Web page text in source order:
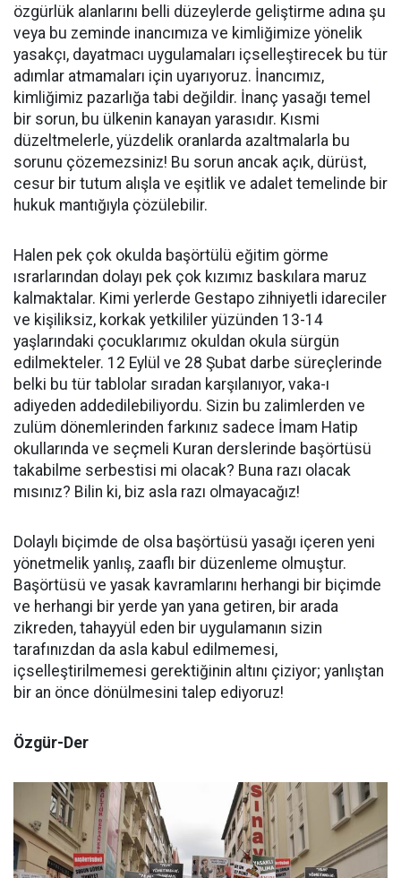
özgürlük alanlarını belli düzeylerde geliştirme adına şu
veya bu zeminde inancımıza ve kimliğimize yönelik
yasakçı, dayatmacı uygulamaları içselleştirecek bu tür
adımlar atmamaları için uyarıyoruz. İnancımız,
kimliğimiz pazarlığa tabi değildir. İnanç yasağı temel
bir sorun, bu ülkenin kanayan yarasıdır. Kısmi
düzeltmelerle, yüzdelik oranlarda azaltmalarla bu
sorunu çözemezsiniz! Bu sorun ancak açık, dürüst,
cesur bir tutum alışla ve eşitlik ve adalet temelinde bir
hukuk mantığıyla çözülebilir.
Halen pek çok okulda başörtülü eğitim görme
ısrarlarından dolayı pek çok kızımız baskılara maruz
kalmaktalar. Kimi yerlerde Gestapo zihniyetli idareciler
ve kişiliksiz, korkak yetkililer yüzünden 13-14
yaşlarındaki çocuklarımız okuldan okula sürgün
edilmekteler. 12 Eylül ve 28 Şubat darbe süreçlerinde
belki bu tür tablolar sıradan karşılanıyor, vaka-ı
adiyeden addedilebiliyordu. Sizin bu zalimlerden ve
zulüm dönemlerinden farkınız sadece İmam Hatip
okullarında ve seçmeli Kuran derslerinde başörtüsü
takabilme serbestisi mi olacak? Buna razı olacak
mısınız? Bilin ki, biz asla razı olmayacağız!
Dolaylı biçimde de olsa başörtüsü yasağı içeren yeni
yönetmelik yanlış, zaaflı bir düzenleme olmuştur.
Başörtüsü ve yasak kavramlarını herhangi bir biçimde
ve herhangi bir yerde yan yana getiren, bir arada
zikreden, tahayyül eden bir uygulamanın sizin
tarafınızdan da asla kabul edilmemesi,
içselleştirilmemesi gerektiğinin altını çiziyor; yanlıştan
bir an önce dönülmesini talep ediyoruz!
Özgür-Der